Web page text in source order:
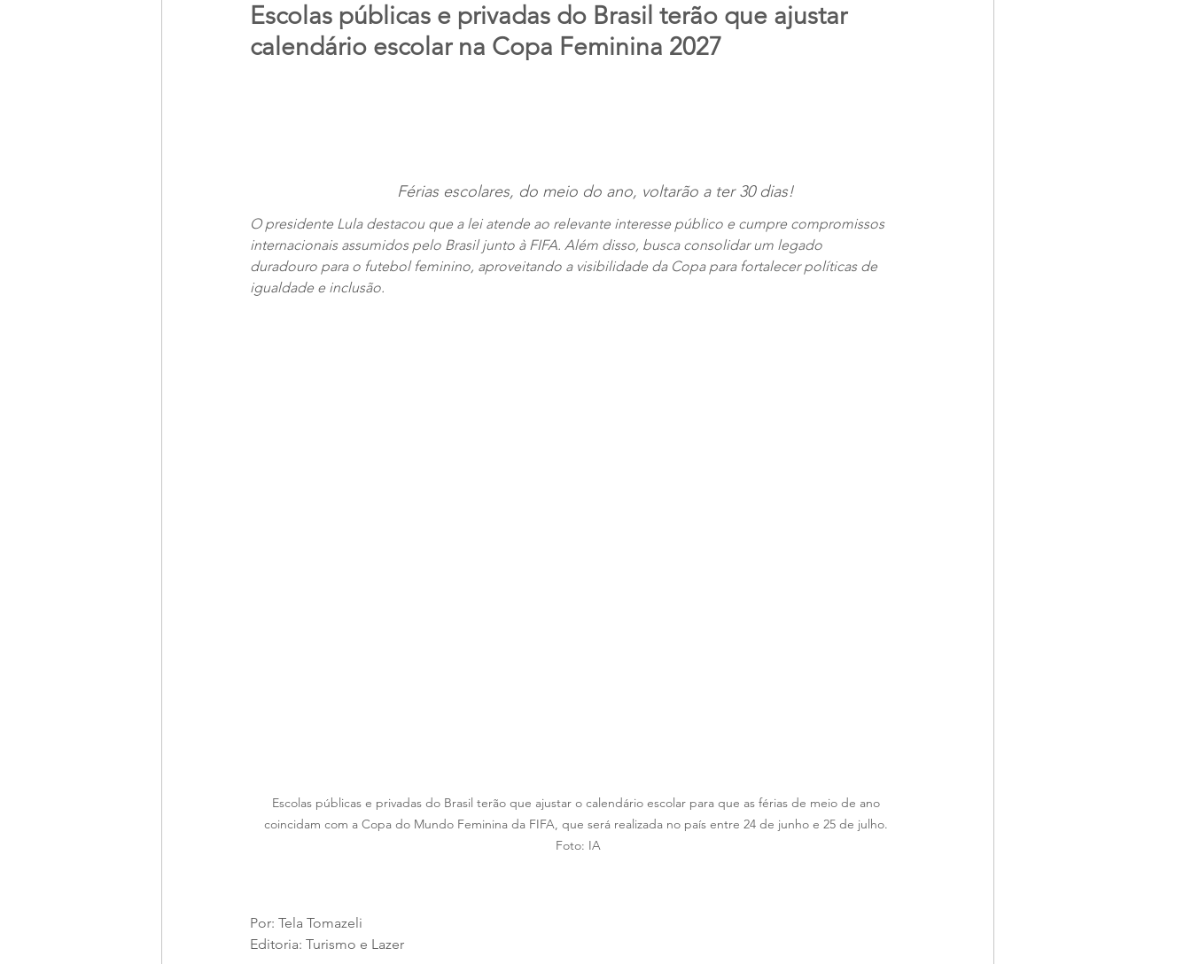
Escolas públicas e privadas do Brasil terão que ajustar
calendário escolar na Copa Feminina 2027
Férias escolares, do meio do ano, voltarão a ter 30 dias!
O presidente Lula destacou que a lei atende ao relevante interesse público e cumpre compromissos
internacionais assumidos pelo Brasil junto à FIFA. Além disso, busca consolidar um legado
duradouro para o futebol feminino, aproveitando a visibilidade da Copa para fortalecer políticas de
igualdade e inclusão.
Escolas públicas e privadas do Brasil terão que ajustar o calendário escolar para que as férias de meio de ano
coincidam com a Copa do Mundo Feminina da FIFA, que será realizada no país entre 24 de junho e 25 de julho.
Foto: IA
Por: Tela Tomazeli
Editoria: Turismo e Lazer